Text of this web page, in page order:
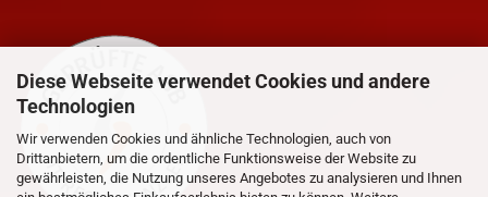
Diese Webseite verwendet Cookies und andere
Technologien
Wir verwenden Cookies und ähnliche Technologien, auch von
Drittanbietern, um die ordentliche Funktionsweise der Website zu
gewährleisten, die Nutzung unseres Angebotes zu analysieren und Ihnen